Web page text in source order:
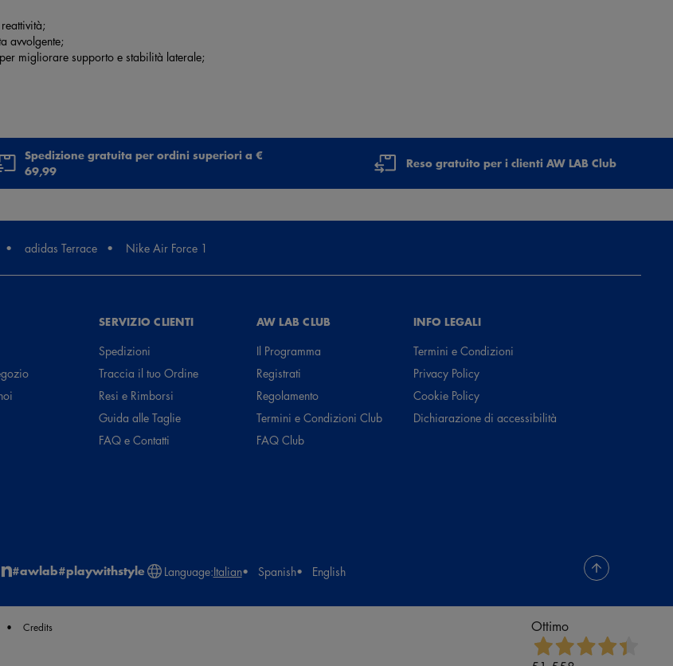
avvolgente;
migliorare supporto e stabilità laterale;
Spedizione gratuita per ordini superiori a €
69,99
Reso gratuito per i clienti AW LAB Club
adidas Terrace Nike Air Force 1
SERVIZIO CLIENTI
Spedizioni
Traccia il tuo Ordine
Resi e Rimborsi
Guida alle Taglie
FAQ e Contatti
AW LAB CLUB
Il Programma
Registrati
Regolamento
Termini e Condizioni Club
FAQ Club
INFO LEGALI
Termini e Condizioni
Privacy Policy
Cookie Policy
Dichiarazione di accessibilità
#awlab#playwithstyle Language:Italian Spanish English
Credits Ottimo